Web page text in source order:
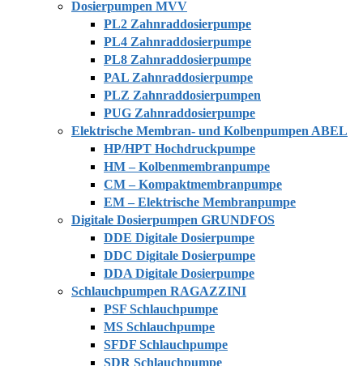
Dosierpumpen MVV
PL2 Zahnraddosierpumpe
PL4 Zahnraddosierpumpe
PL8 Zahnraddosierpumpe
PAL Zahnraddosierpumpe
PLZ Zahnraddosierpumpen
PUG Zahnraddosierpumpe
Elektrische Membran- und Kolbenpumpen ABEL
HP/HPT Hochdruckpumpe
HM – Kolbenmembranpumpe
CM – Kompaktmembranpumpe
EM – Elektrische Membranpumpe
Digitale Dosierpumpen GRUNDFOS
DDE Digitale Dosierpumpe
DDC Digitale Dosierpumpe
DDA Digitale Dosierpumpe
Schlauchpumpen RAGAZZINI
PSF Schlauchpumpe
MS Schlauchpumpe
SFDF Schlauchpumpe
SDR Schlauchpumpe